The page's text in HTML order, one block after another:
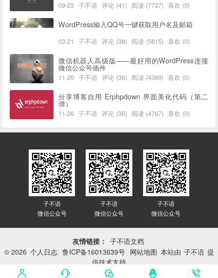
09-23 子不语 评论 (41) 阅读 (7737) 喜欢 (0)
WordPress输入QQ号一键获取用户名及邮箱
03-21 子不语 评论 (38) 阅读 (5815) 喜欢 (0)
微信机器人高级版——最好用的WordPress连接
微信公众号插件
11-20 子不语 评论 (36) 阅读 (4389) 喜欢 (0)
分享博客自用 Erphpdown 界面美化代码（第二
弹）
11-26 子不语 评论 (36) 阅读 (4767) 喜欢 (0)
子不语
微信公众号
子不语
微信公众号
子不语
微信公众号
友情链接： 子不语文档
© 2026 个人日志 鲁ICP备16013639号 网站地图 本站由 子不语 提
供技术支持
网站已平稳运行：
3414天 10小时 56分 9秒